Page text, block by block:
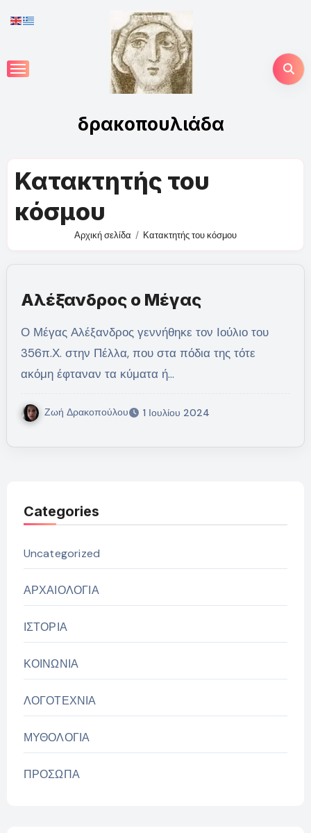
to
δρακοπουλιάδα
Κατακτητής του
κόσμου
Αρχική σελίδα Κατακτητής του κόσμου
Αλέξανδρος ο Μέγας
Ο Μέγας Αλέξανδρος γεννήθηκε τον Ιούλιο του
356π.Χ. στην Πέλλα, που στα πόδια της τότε
ακόμη έφταναν τα κύματα ή…
Ζωή Δρακοπούλου 1 Ιουλίου 2024
Categories
Uncategorized
ΑΡΧΑΙΟΛΟΓΙΑ
ΙΣΤΟΡΙΑ
ΚΟΙΝΩΝΙΑ
ΛΟΓΟΤΕΧΝΙΑ
ΜΥΘΟΛΟΓΙΑ
ΠΡΟΣΩΠΑ